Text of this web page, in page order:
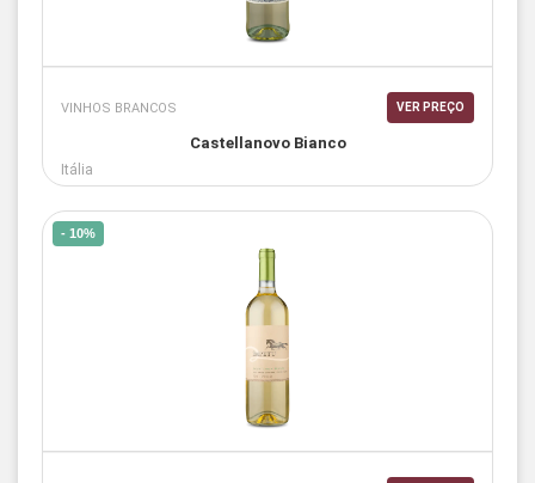
VINHOS BRANCOS VER PREÇO
Castellanovo Bianco
Itália
- 10%